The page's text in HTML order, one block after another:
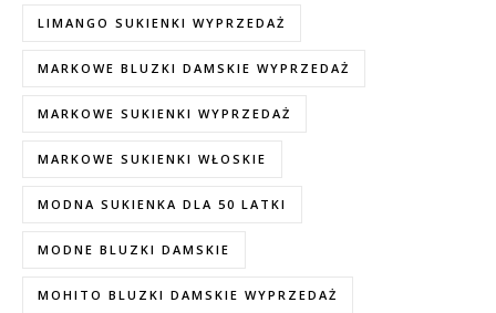
LIMANGO SUKIENKI WYPRZEDAŻ
MARKOWE BLUZKI DAMSKIE WYPRZEDAŻ
MARKOWE SUKIENKI WYPRZEDAŻ
MARKOWE SUKIENKI WŁOSKIE
MODNA SUKIENKA DLA 50 LATKI
MODNE BLUZKI DAMSKIE
MOHITO BLUZKI DAMSKIE WYPRZEDAŻ